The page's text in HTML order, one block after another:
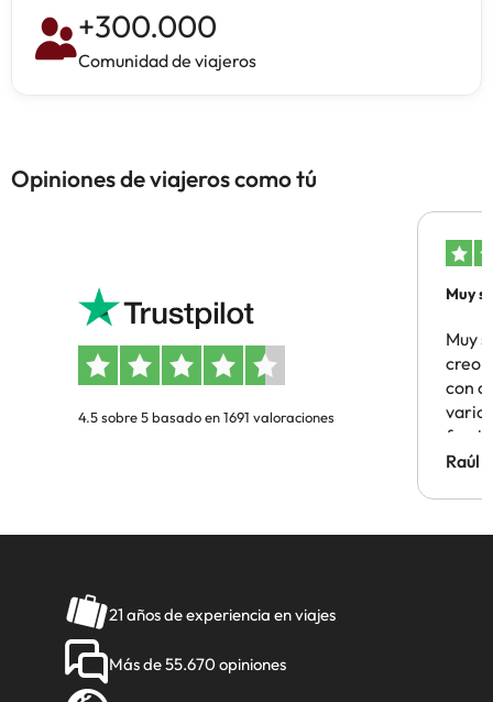
+300.000
Comunidad de viajeros
Opiniones de viajeros como tú
4.5 sobre 5 basado en 1691 valoraciones
Muy
Muy
creo
con
Hotel
Raúl
21 años de experiencia en viajes
Más de 55.670 opiniones